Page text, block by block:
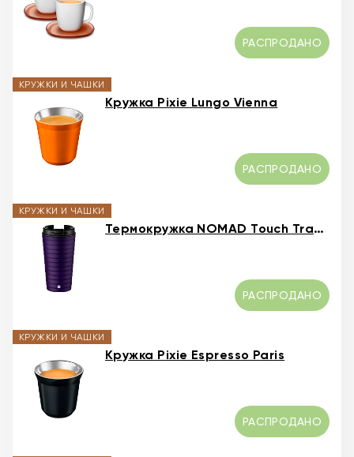
РАСПРОДАНО
КРУЖКИ И ЧАШКИ
Кружка Pixie Lungo Vienna
РАСПРОДАНО
КРУЖКИ И ЧАШКИ
Термокружка NOMAD Touch Travel Mug Фиолетовый
РАСПРОДАНО
КРУЖКИ И ЧАШКИ
Кружка Pixie Espresso Paris
РАСПРОДАНО